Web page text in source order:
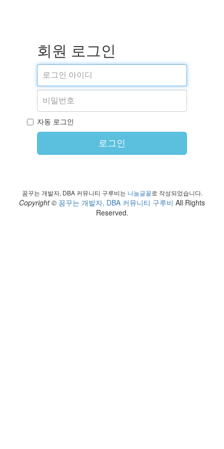
회원 로그인
자동 로그인
로그인
꿈꾸는 개발자, DBA 커뮤니티 구루비는 나눔글꼴로 작성되었습니다.
Copyright © 꿈꾸는 개발자, DBA 커뮤니티 구루비 All Rights
Reserved.